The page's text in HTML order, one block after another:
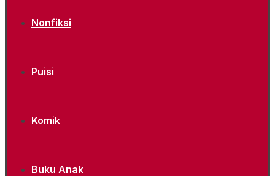
Nonfiksi
Puisi
Komik
Buku Anak